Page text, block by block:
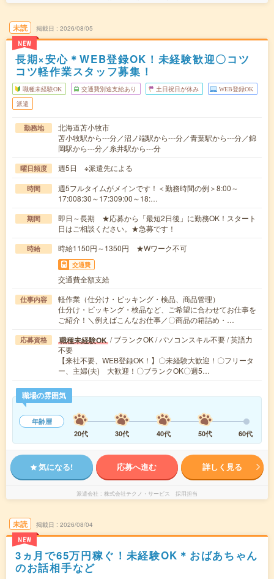
未読
NEW
掲載日 2026/08/05
長期×安心＊WEB登録OK！未経験歓迎〇コツ
コツ軽作業スタッフ募集！
職種未経験OK 交通費別途支給あり 土日祝日が休み WEB登録OK
派遣
勤務地
北海道苫小牧市
苫小牧駅から---分／沼ノ端駅から---分／青葉駅から---分／錦
岡駅から---分／糸井駅から---分
曜日頻度 週5日 ※派遣先による
時間
週5フルタイムがメインです！＜勤務時間の例＞8:00～
17:008:30～17:309:00～18:…
期間
即日～長期 ★応募から「最短2日後」に勤務OK！スタート
日はご相談ください。★急募です！
時給 時給1150円～1350円 ★Wワーク不可
交通費
交通費全額支給
仕事内容
軽作業（仕分け・ピッキング・検品、商品管理）
仕分け・ピッキング・検品など、ご希望に合わせてお仕事を
ご紹介！＼例えばこんなお仕事／〇商品の箱詰め・…
応募資格 職種未経験OK / ブランクOK / パソコンスキル不要 / 英語力
不要
【来社不要、WEB登録OK！】〇未経験大歓迎！〇フリータ
ー、主婦(夫) 大歓迎！〇ブランクOK〇週5…
職場の雰囲気
年齢層
20代
30代 40代 50代 60代
気になる! 応募へ進む 詳しく見る
派遣会社 株式会社テクノ・サービス 採用担当
未読
NEW
掲載日 2026/08/04
3ヵ月で65万円稼ぐ！未経験OK＊おばあちゃん
のお話相手など